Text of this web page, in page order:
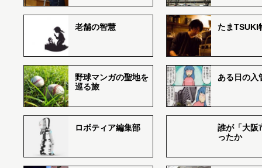
老舗の智慧 たまTSUKI
野球マンガの聖地を
巡る旅
ある日の入
ロボティア編集部
誰が「大阪
ったか